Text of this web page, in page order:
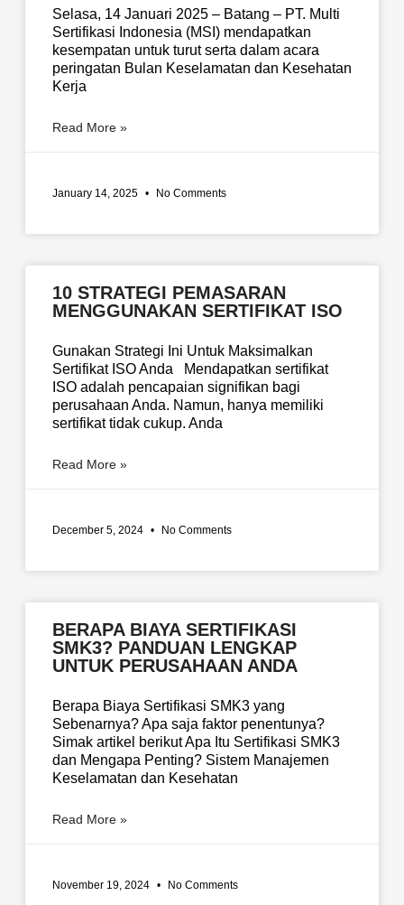
Selasa, 14 Januari 2025 – Batang – PT. Multi
Sertifikasi Indonesia (MSI) mendapatkan
kesempatan untuk turut serta dalam acara
peringatan Bulan Keselamatan dan Kesehatan
Kerja
Read More »
January 14, 2025 No Comments
10 STRATEGI PEMASARAN
MENGGUNAKAN SERTIFIKAT ISO
Gunakan Strategi Ini Untuk Maksimalkan
Sertifikat ISO Anda Mendapatkan sertifikat
ISO adalah pencapaian signifikan bagi
perusahaan Anda. Namun, hanya memiliki
sertifikat tidak cukup. Anda
Read More »
December 5, 2024 No Comments
BERAPA BIAYA SERTIFIKASI
SMK3? PANDUAN LENGKAP
UNTUK PERUSAHAAN ANDA
Berapa Biaya Sertifikasi SMK3 yang
Sebenarnya? Apa saja faktor penentunya?
Simak artikel berikut Apa Itu Sertifikasi SMK3
dan Mengapa Penting? Sistem Manajemen
Keselamatan dan Kesehatan
Read More »
November 19, 2024 No Comments